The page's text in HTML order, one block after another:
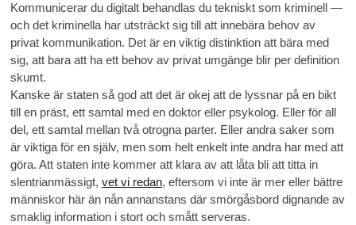
Kommunicerar du digitalt behandlas du tekniskt som kriminell —
och det kriminella har utsträckt sig till att innebära behov av
privat kommunikation. Det är en viktig distinktion att bära med
sig, att bara att ha ett behov av privat umgänge blir per definition
skumt.
Kanske är staten så god att det är okej att de lyssnar på en bikt
till en präst, ett samtal med en doktor eller psykolog. Eller för all
del, ett samtal mellan två otrogna parter. Eller andra saker som
är viktiga för en själv, men som helt enkelt inte andra har med att
göra. Att staten inte kommer att klara av att låta bli att titta in
slentrianmässigt, vet vi redan, eftersom vi inte är mer eller bättre
människor här än nån annanstans där smörgåsbord dignande av
smaklig information i stort och smått serveras.